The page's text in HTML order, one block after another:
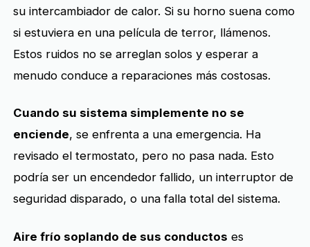
su intercambiador de calor. Si su horno suena como
si estuviera en una película de terror, llámenos.
Estos ruidos no se arreglan solos y esperar a
menudo conduce a reparaciones más costosas.
Cuando su sistema simplemente no se
enciende, se enfrenta a una emergencia. Ha
revisado el termostato, pero no pasa nada. Esto
podría ser un encendedor fallido, un interruptor de
seguridad disparado, o una falla total del sistema.
Aire frío soplando de sus conductos es